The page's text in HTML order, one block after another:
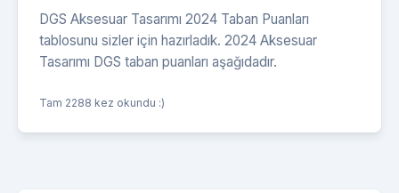
DGS Aksesuar Tasarımı 2024 Taban Puanları
tablosunu sizler için hazırladık. 2024 Aksesuar
Tasarımı DGS taban puanları aşağıdadır.
Tam 2288 kez okundu :)